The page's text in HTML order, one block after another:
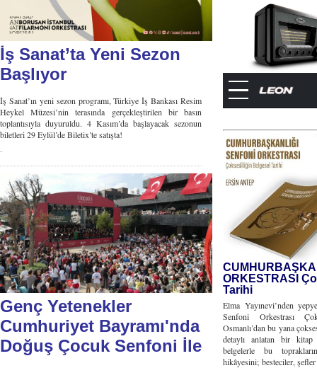
İş Sanat’ta Yeni Sezon
Başlıyor
İş Sanat’ın yeni sezon programı, Türkiye İş Bankası Resim
Heykel Müzesi’nin terasında gerçekleştirilen bir basın
toplantısıyla duyuruldu. 4 Kasım’da başlayacak sezonun
biletleri 29 Eylül’de Biletix’te satışta!
Genç Yetenekler
Cumhuriyet Bayramı'nda
Doğuş Çocuk Senfoni İle
ORKESTRASI
Tarihi
Elma Yayınevi’nden
Senfoni Orkestrası
Osmanlı’dan bu yana
detaylı anlatan bir kitap
belgelerle bu
hikâyesini; besteciler,